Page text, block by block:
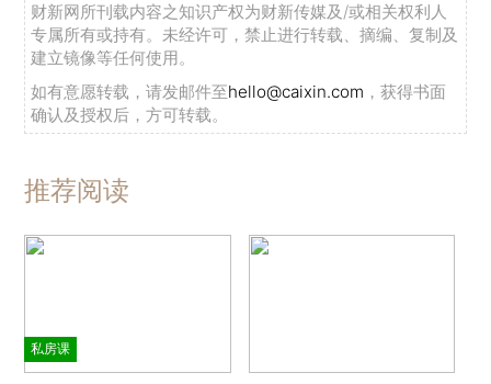
财新网所刊载内容之知识产权为财新传媒及/或相关权利人
专属所有或持有。未经许可，禁止进行转载、摘编、复制及
建立镜像等任何使用。
如有意愿转载，请发邮件至hello@caixin.com ，获得书面
确认及授权后，方可转载。
推荐阅读
私房课